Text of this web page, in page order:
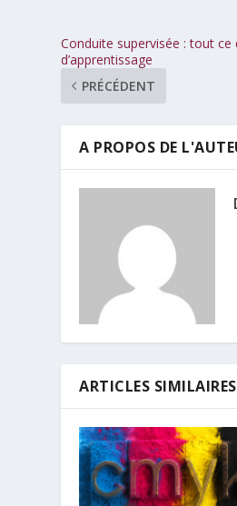
Conduite supervisée : tout ce
d’apprentissage
PRÉCÉDENT
A PROPOS DE
ARTICLES SIMILAIRES